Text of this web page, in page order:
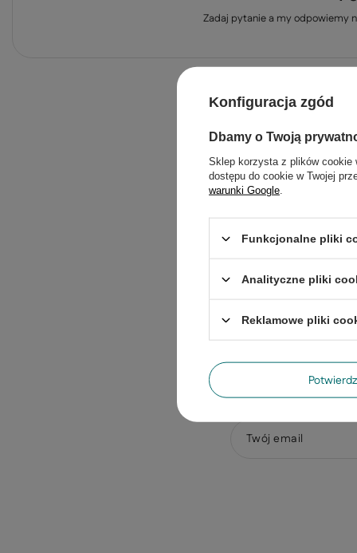
Zadaj pytanie a my odpowiemy
Dodaj własne
Twój email
Konfiguracja zgód
Dbamy o Twoją
Sklep korzysta z plików cookie
dostępu do cookie w Twojej
warunki Google
Funkcjonalne pliki
Analityczne pliki
Reklamowe pliki